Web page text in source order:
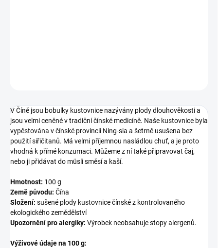
V Číně jsou bobulky kustovnice nazývány plody dlouhověkosti a
jsou velmi ceněné v tradiční čínské medicíně. Naše kustovnice byla
vypěstována v čínské provincii Ning-sia a šetrně usušena bez
použití siřičitanů. Má velmi příjemnou nasládlou chuť, a je proto
vhodná k přímé konzumaci. Můžeme z ní také připravovat čaj,
nebo ji přidávat do müsli směsí a kaší.
Hmotnost: 100 g
Země původu: Čína
Složení: sušené plody kustovnice čínské z kontrolovaného
ekologického zemědělství
Upozornění pro alergiky: Výrobek neobsahuje stopy alergenů.
Výživové údaje na 100 g: